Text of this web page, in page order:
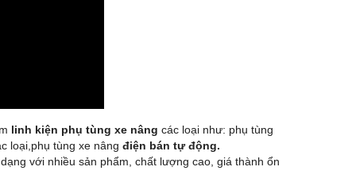
linh kiện phụ tùng xe nâng các loại như: phụ tùng
loại,phụ tùng xe nâng điện bán tự động.
với nhiều sản phẩm, chất lượng cao, giá thành ổn